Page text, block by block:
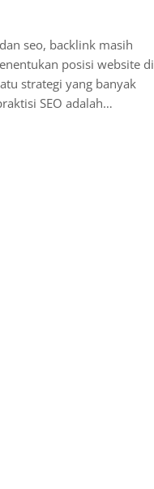
seo, backlink masih
posisi website di
strategi yang banyak
SEO adalah…